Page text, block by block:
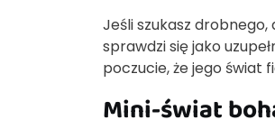
Jeśli szukasz
sprawdzi się jako
poczucie, że jego świat
Mini-świat